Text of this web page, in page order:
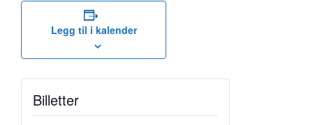
Legg til i kalender
Billetter